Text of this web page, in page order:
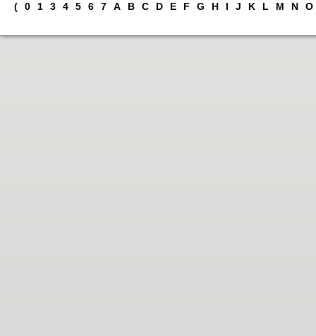
( 0 1 3 4 5 6 7 A B C D E F G H I J K L M N O